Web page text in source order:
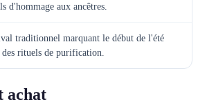
d'hommage aux ancêtres.
traditionnel marquant le début de l'été
des rituels de purification.
achat